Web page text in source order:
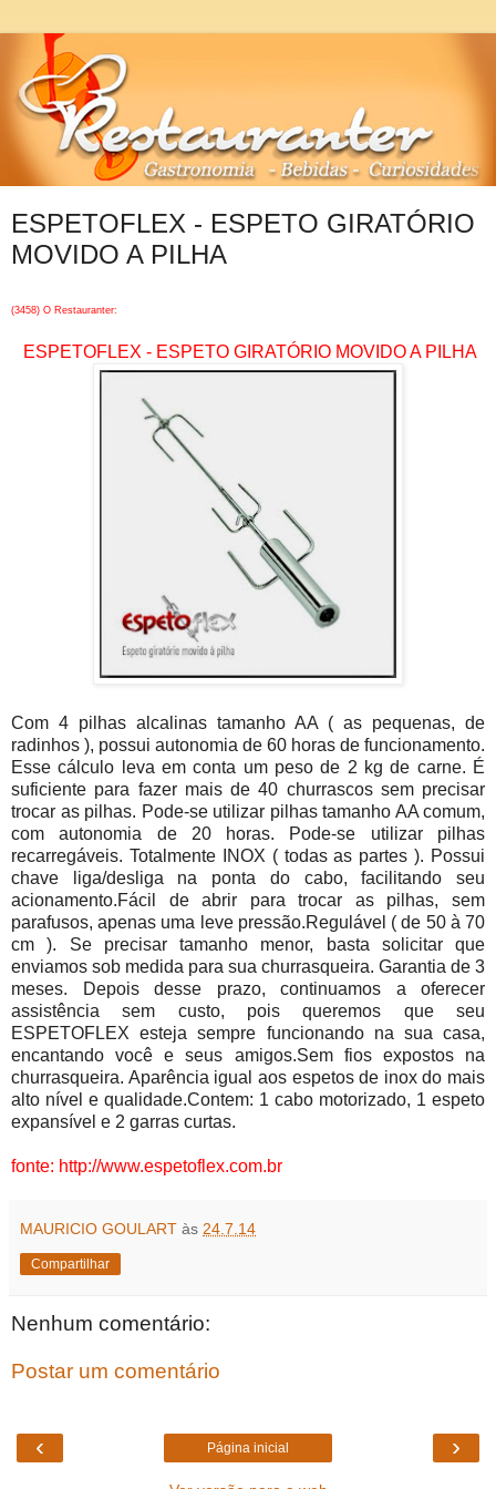
ESPETOFLEX - ESPETO GIRATÓRIO
MOVIDO A PILHA
(3458) O Restauranter:
ESPETOFLEX - ESPETO GIRATÓRIO MOVIDO A PILHA
Com 4 pilhas alcalinas tamanho AA ( as pequenas, de
radinhos ), possui autonomia de 60 horas de funcionamento.
Esse cálculo leva em conta um peso de 2 kg de carne. É
suficiente para fazer mais de 40 churrascos sem precisar
trocar as pilhas. Pode-se utilizar pilhas tamanho AA comum,
com autonomia de 20 horas. Pode-se utilizar pilhas
recarregáveis. Totalmente INOX ( todas as partes ). Possui
chave liga/desliga na ponta do cabo, facilitando seu
acionamento.Fácil de abrir para trocar as pilhas, sem
parafusos, apenas uma leve pressão.Regulável ( de 50 à 70
cm ). Se precisar tamanho menor, basta solicitar que
enviamos sob medida para sua churrasqueira. Garantia de 3
meses. Depois desse prazo, continuamos a oferecer
assistência sem custo, pois queremos que seu
ESPETOFLEX esteja sempre funcionando na sua casa,
encantando você e seus amigos.Sem fios expostos na
churrasqueira. Aparência igual aos espetos de inox do mais
alto nível e qualidade.Contem: 1 cabo motorizado, 1 espeto
expansível e 2 garras curtas.
fonte: http://www.espetoflex.com.br
MAURICIO GOULART às 24.7.14
Compartilhar
Nenhum comentário:
Postar um comentário
‹ ›
Página inicial